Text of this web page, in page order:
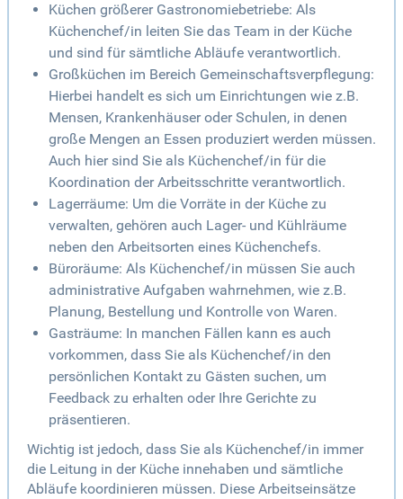
Küchen größerer Gastronomiebetriebe: Als
Küchenchef/in leiten Sie das Team in der Küche
und sind für sämtliche Abläufe verantwortlich.
Großküchen im Bereich Gemeinschaftsverpflegung:
Hierbei handelt es sich um Einrichtungen wie z.B.
Mensen, Krankenhäuser oder Schulen, in denen
große Mengen an Essen produziert werden müssen.
Auch hier sind Sie als Küchenchef/in für die
Koordination der Arbeitsschritte verantwortlich.
Lagerräume: Um die Vorräte in der Küche zu
verwalten, gehören auch Lager- und Kühlräume
neben den Arbeitsorten eines Küchenchefs.
Büroräume: Als Küchenchef/in müssen Sie auch
administrative Aufgaben wahrnehmen, wie z.B.
Planung, Bestellung und Kontrolle von Waren.
Gasträume: In manchen Fällen kann es auch
vorkommen, dass Sie als Küchenchef/in den
persönlichen Kontakt zu Gästen suchen, um
Feedback zu erhalten oder Ihre Gerichte zu
präsentieren.
Wichtig ist jedoch, dass Sie als Küchenchef/in immer
die Leitung in der Küche innehaben und sämtliche
Abläufe koordinieren müssen. Diese Arbeitseinsätze